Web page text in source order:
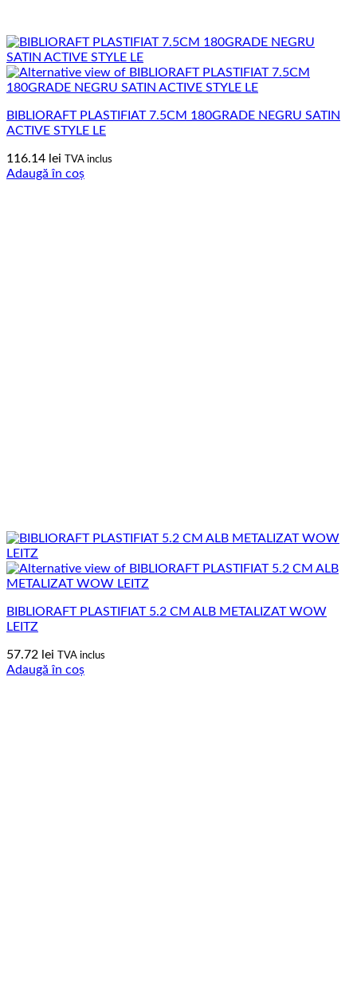
BIBLIORAFT PLASTIFIAT 7.5CM 180GRADE NEGRU SATIN
ACTIVE STYLE LE
116.14 lei TVA inclus
Adaugă în coș
BIBLIORAFT PLASTIFIAT 5.2 CM ALB METALIZAT WOW
LEITZ
57.72 lei TVA inclus
Adaugă în coș